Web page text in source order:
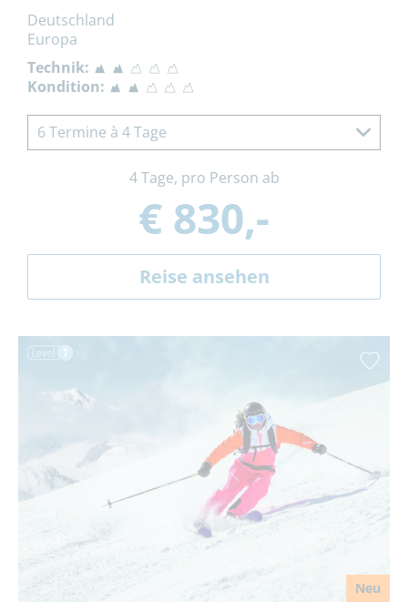
Deutschland
Europa
Technik:
Kondition:
6 Termine à 4 Tage
4 Tage, pro Person ab
€ 830,-
Reise ansehen
Neu